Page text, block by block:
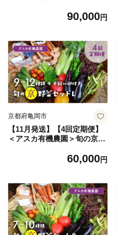
毎月お届け全6回《定期便 野
せ 野菜セット 京野菜 旬の野
菜 新鮮野菜 有機野菜 無農薬
野菜 野菜定期便 野菜 定期便
やさい 定期便 野菜セット や
さいセット 春野菜 夏野菜 秋
野菜 冬野菜 旬 ケージフリー
卵 たまご タマゴ 玉子 6ヶ
90,000円
京都府亀岡市
【11月発送】【4回定期便】
＜アスカ有機農園＞旬の京野
毎月お届け全4回《定期便 野
せ 野菜セット 京野菜 旬の野
菜 新鮮野菜 有機野菜 無農薬
野菜 野菜定期便 野菜 定期便
やさい 定期便 野菜セット や
さいセット 春野菜 夏野菜 秋
60,000円